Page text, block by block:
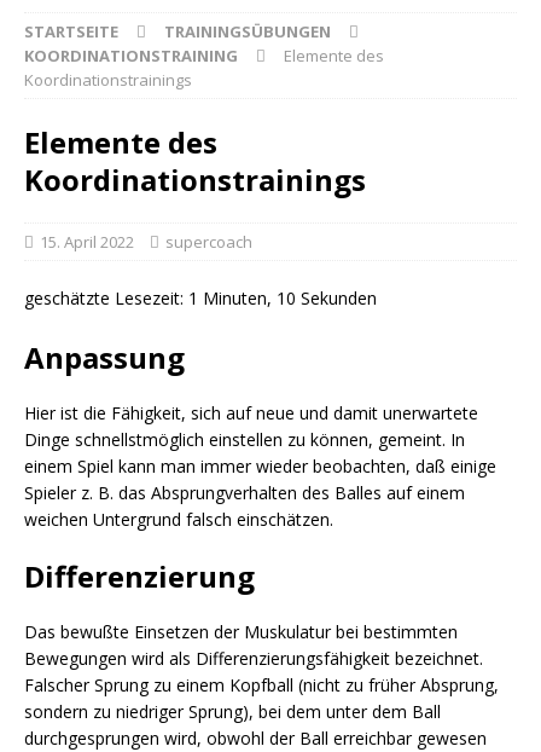
STARTSEITE
TRAININGSÜBUNGEN
KOORDINATIONSTRAINING
Elemente des
Koordinationstrainings
Elemente des
Koordinationstrainings
15. April 2022 supercoach
geschätzte Lesezeit: 1 Minuten, 10 Sekunden
Anpassung
Hier ist die Fähigkeit, sich auf neue und damit unerwartete
Dinge schnellstmöglich einstellen zu können, gemeint. In
einem Spiel kann man immer wieder beobachten, daß einige
Spieler z. B. das Absprungverhalten des Balles auf einem
weichen Untergrund falsch einschätzen.
Differenzierung
Das bewußte Einsetzen der Muskulatur bei bestimmten
Bewegungen wird als Differenzierungsfähigkeit bezeichnet.
Falscher Sprung zu einem Kopfball (nicht zu früher Absprung,
sondern zu niedriger Sprung), bei dem unter dem Ball
durchgesprungen wird, obwohl der Ball erreichbar gewesen